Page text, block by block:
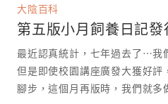
大陰百科
第五版小月飼養日記發
最近認真統計，七年過去了⋯我
但是即使校園講座廣發大獲好
腳步，這個月再版時，我們就多